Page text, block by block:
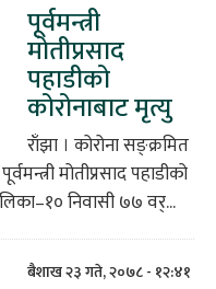
पूर्वमन्त्री
मोतीप्रसाद
पहाडीको
कोरोनाबाट मृत्यु
राँझा । कोरोना सङ्क्रमित
मोतीप्रसाद पहाडीको
निवासी ७७ वर्...
बैशाख २३ गते, २०७८ - १२:४१